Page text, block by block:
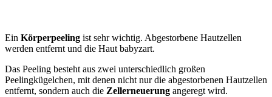
Ein Körperpeeling ist sehr wichtig. Abgestorbene Hautzellen
werden entfernt und die Haut babyzart.
Das Peeling besteht aus zwei unterschiedlich großen
Peelingkügelchen, mit denen nicht nur die abgestorbenen Hautzellen
entfernt, sondern auch die Zellerneuerung angeregt wird.